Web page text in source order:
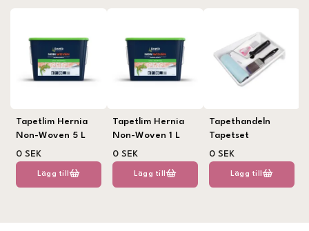
Tapetlim Hernia
Non-Woven 5 L
0 SEK
Lägg till
Tapetlim Hernia
Non-Woven 1 L
0 SEK
Lägg till
Tapethandeln
Tapetset
0 SEK
Lägg till